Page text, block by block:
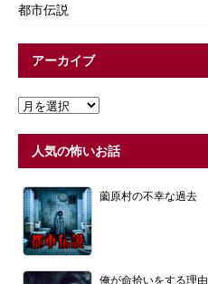
都市伝説
アーカイブ
人気の怖いお話
薗原村の不幸な過去
俺が命拾いをする理由